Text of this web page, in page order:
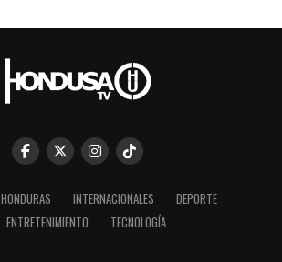
HONDURAS INTERNACIONALES
DEPORTE
ENTRETENIMIENTO
TECNOLOGÍA